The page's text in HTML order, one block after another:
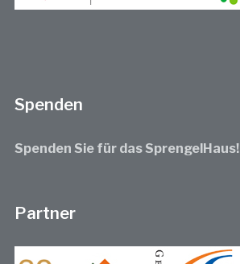
Spenden
Spenden Sie für das SprengelHaus!
Partner